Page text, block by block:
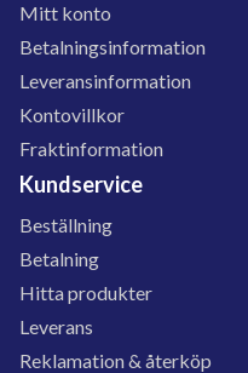
Mitt konto
Betalningsinformation
Leveransinformation
Kontovillkor
Fraktinformation
Kundservice
Beställning
Betalning
Hitta produkter
Leverans
Reklamation & återköp